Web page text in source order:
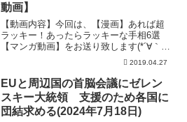
動画】
【動画内容】今回は、【漫画】あれば超
ラッキー！あったらラッキーな手相6選
【マンガ動画】をお送り致します(*´∀｀*)
【オススメ動画はこちら♪】☆【漫画】フ
やり取りがWww【マンガ動画】☆【漫
画】華麗なる...
2019.04.27
EUと周辺国の首脳会議にゼレン
スキー大統領 支援のため各国に
団結求める(2024年7月18日)